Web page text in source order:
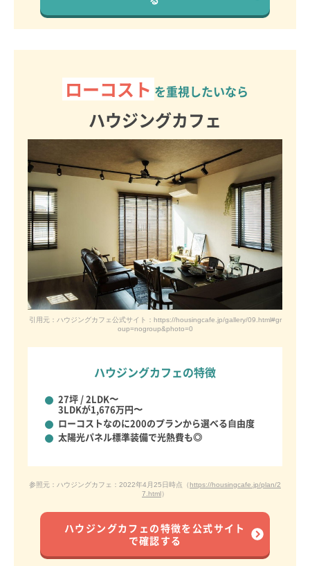
ローコスト を重視したいなら
ハウジングカフェ
引用元：ハウジングカフェ公式サイト：https://housingcafe.jp/gallery/09.html#gr
oup=nogroup&photo=0
ハウジングカフェの特徴
27坪 / 2LDK〜
3LDKが1,676万円〜
ローコストなのに200のプランから選べる⾃由度
太陽光パネル標準装備で光熱費も◎
参照元：ハウジングカフェ：2022年4月25日時点（https://housingcafe.jp/plan/2
7.html）
ハウジングカフェの特徴を公式サイト
で確認する